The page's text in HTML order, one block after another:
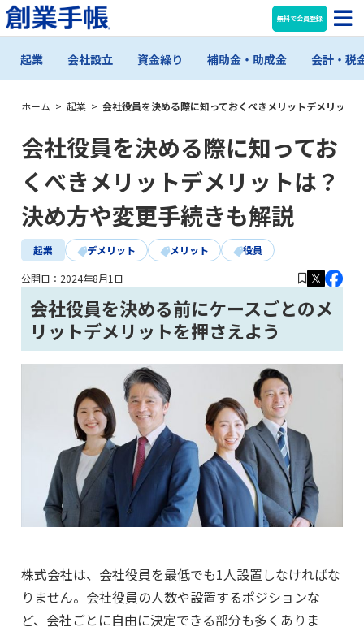
無料で会員登録
起業 会社設立 資金繰り 補助金・助成金 会計・税
ホーム > 起業 > 会社役員を決める際に知っておくべきメリットデメリット
会社役員を決める際に知ってお
くべきメリットデメリットは？
決め方や変更手続きも解説
起業 デメリット メリット 役員
公開日： 2024年8月1日
会社役員を決める前にケースごとのメ
リットデメリットを押さえよう
株式会社は、会社役員を最低でも1人設置しなければな
りません。会社役員の人数や設置するポジションな
ど、会社ごとに自由に決定できる部分も多くありま